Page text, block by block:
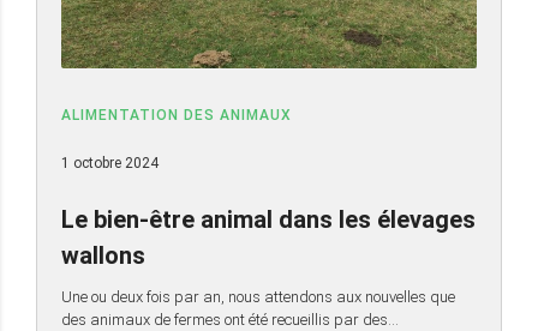
ALIMENTATION DES ANIMAUX
1 octobre 2024
Le bien-être animal dans les élevages
wallons
Une ou deux fois par an, nous attendons aux nouvelles que
des animaux de fermes ont été recueillis par des…